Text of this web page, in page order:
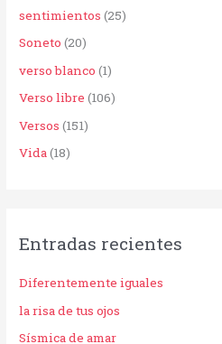
sentimientos (25)
Soneto (20)
verso blanco (1)
Verso libre (106)
Versos (151)
Vida(18)
Entradas recientes
Diferentemente iguales
la risa de tus ojos
Sísmica de amar